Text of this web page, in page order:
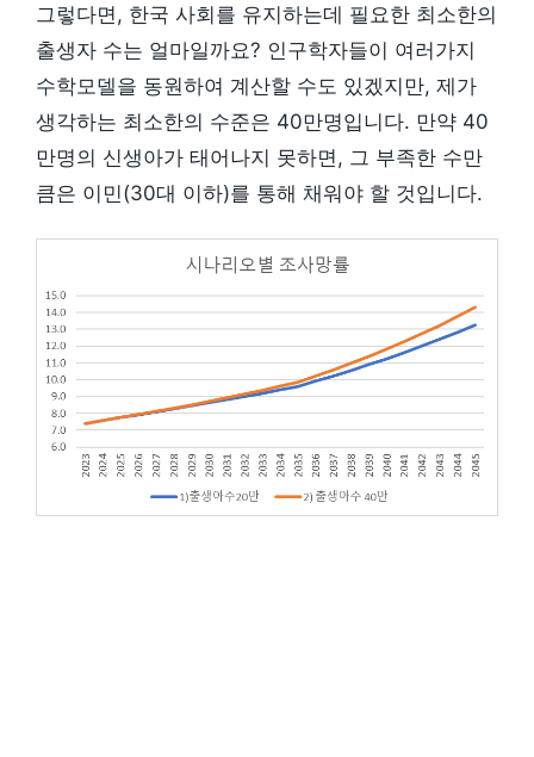
그렇다면, 한국 사회를 유지하는데 필요한 최소한의
출생자 수는 얼마일까요? 인구학자들이 여러가지
수학모델을 동원하여 계산할 수도 있겠지만, 제가
생각하는 최소한의 수준은 40만명입니다. 만약 40
만명의 신생아가 태어나지 못하면, 그 부족한 수만
큼은 이민(30대 이하)를 통해 채워야 할 것입니다.